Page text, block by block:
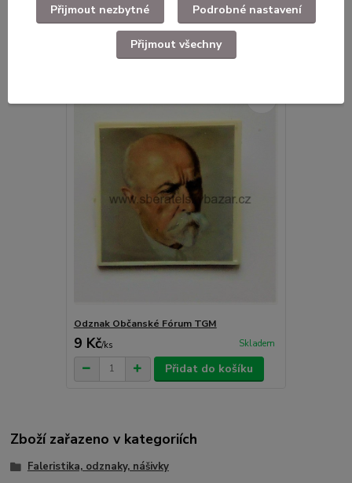
Související zboží 1
Odznak Občanské Fórum TGM
9 Kč/ks Skladem
Přidat do košíku
Zboží zařazeno v kategoriích
Faleristika, odznaky, nášivky
Přijmout nezbytné Podrobné nastavení
Přijmout všechny